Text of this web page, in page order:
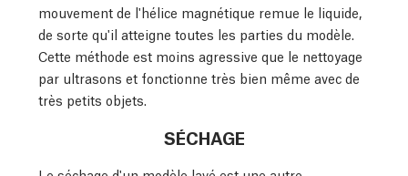
mouvement de l'hélice magnétique remue le liquide,
de sorte qu'il atteigne toutes les parties du modèle.
Cette méthode est moins agressive que le nettoyage
par ultrasons et fonctionne très bien même avec de
très petits objets.
SÉCHAGE